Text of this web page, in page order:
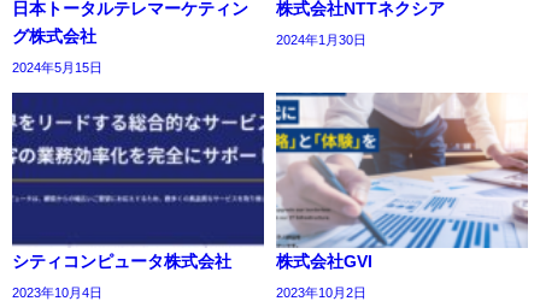
日本トータルテレマーケティン
グ株式会社
2024年5月15日
株式会社NTTネクシア
2024年1月30日
シティコンピュータ株式会社
2023年10月4日
株式会社GVI
2023年10月2日